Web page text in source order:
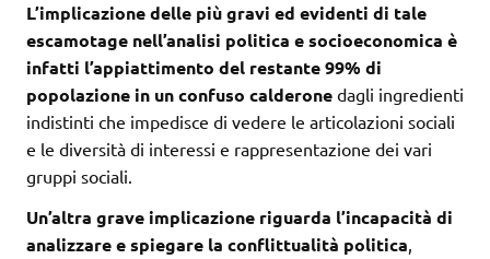
L’implicazione delle più gravi ed evidenti di tale
escamotage nell’analisi politica e socioeconomica è
infatti l’appiattimento del restante 99% di
popolazione in un confuso calderone dagli ingredienti
indistinti che impedisce di vedere le articolazioni sociali
e le diversità di interessi e rappresentazione dei vari
gruppi sociali.
Un’altra grave implicazione riguarda l’incapacità di
analizzare e spiegare la conflittualità politica,